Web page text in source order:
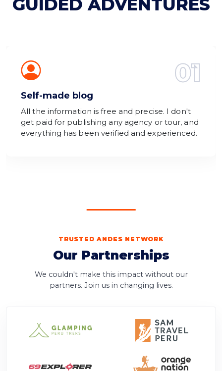
GUIDED ADVENTURES
Self-made blog
All the information is free and precise. I don't
get paid for publishing any agency or tour, and
everything has been verified and experienced.
01
TRUSTED ANDES NETWORK
Our Partnerships
We couldn't make this impact without our
partners. Join us in changing lives.